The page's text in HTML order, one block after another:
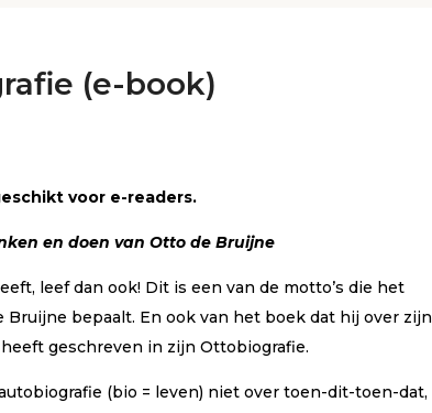
(e-book)
voor e-readers.
en doen van Otto de Bruijne
leef dan ook! Dit is een van de motto’s die het
Bruijne bepaalt. En ook van het boek dat hij over zijn
geschreven in zijn Ottobiografie.
(bio = leven) niet over toen-dit-toen-dat,